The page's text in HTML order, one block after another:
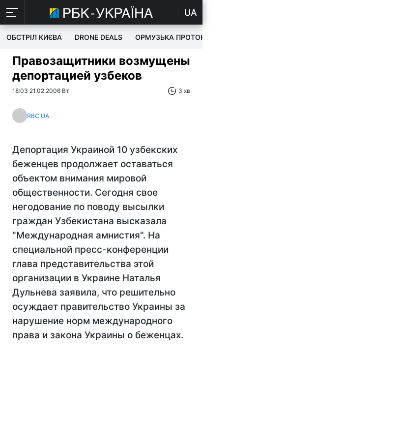
UA
ОБСТРІЛ КИЄВА DRONE DEALS ОРМУЗЬКА ПРОТОКА
Правозащитники возмущены
депортацией узбеков
18:03 21.02.2006 Вт 3 хв
RBC.UA
Депортация Украиной 10 узбекских
беженцев продолжает оставаться
объектом внимания мировой
общественности. Сегодня свое
негодование по поводу высылки
граждан Узбекистана высказала
"Международная амнистия". На
специальной пресс-конференции
глава представительства этой
организации в Украине Наталья
Дульнева заявила, что решительно
осуждает правительство Украины за
нарушение норм международного
права и закона Украины о беженцах.